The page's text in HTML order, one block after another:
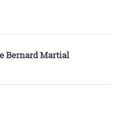
Bernard Martial